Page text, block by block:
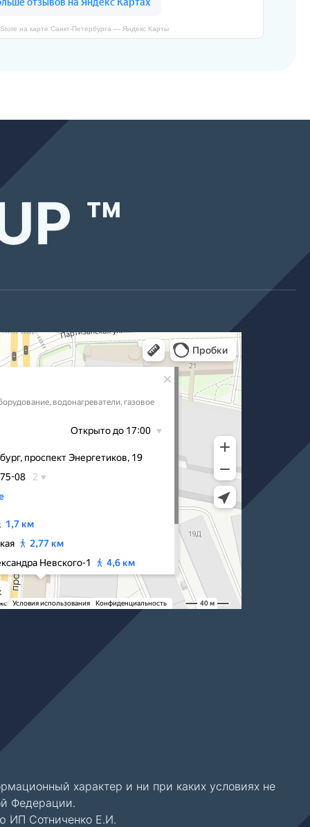
на карте Санкт‑Петербурга — Яндекс Карты
™
характер и ни при каких условиях не
Федерации.
ИП Сотниченко Е.И.